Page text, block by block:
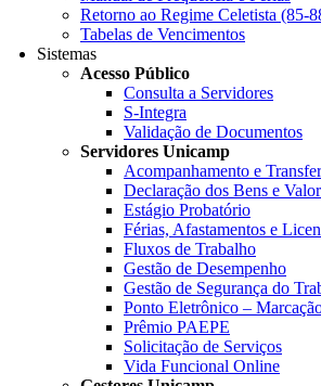
Retorno ao Regime Celetista (85-
Tabelas de Vencimentos
Sistemas
Acesso Público
Consulta a Servidores
S-Integra
Validação de Documentos
Servidores Unicamp
Acompanhamento e
Declaração dos Bens e
Estágio Probatório
Férias, Afastamentos e
Fluxos de Trabalho
Gestão de Desempenho
Gestão de Segurança do
Ponto Eletrônico –
Prêmio PAEPE
Solicitação de Serviços
Vida Funcional Online